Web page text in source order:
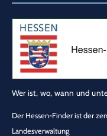
Wer ist, wo, wann und
Der Hessen-Finder ist der
Landesverwaltung